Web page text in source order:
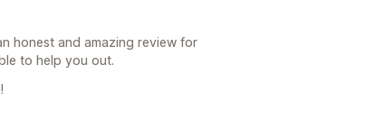
honest and amazing review for
to help you out.